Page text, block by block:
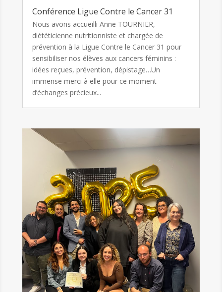
Conférence Ligue Contre le Cancer 31
Nous avons accueilli Anne TOURNIER,
diététicienne nutritionniste et chargée de
prévention à la Ligue Contre le Cancer 31 pour
sensibiliser nos élèves aux cancers féminins :
idées reçues, prévention, dépistage…Un
immense merci à elle pour ce moment
d’échanges précieux...